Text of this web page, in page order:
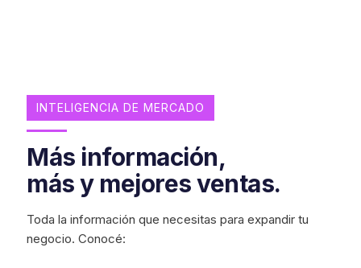
INTELIGENCIA DE MERCADO
Más información,
más y mejores ventas.
Toda la información que necesitas para expandir tu
negocio. Conocé: